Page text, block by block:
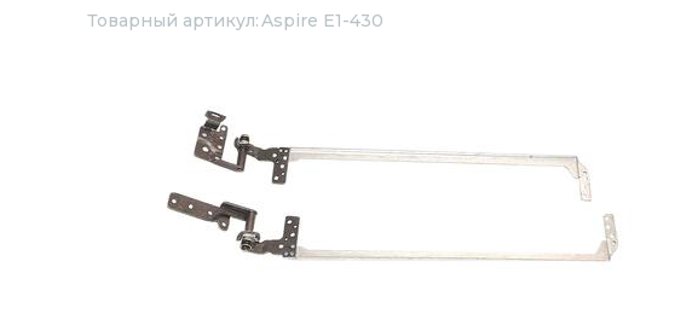
Товарный артикул:Aspire E1-430